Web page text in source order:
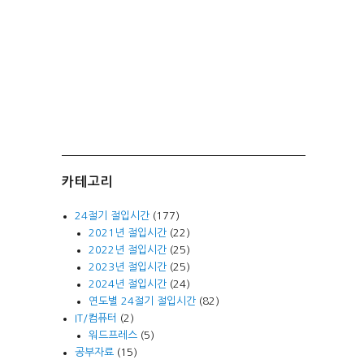
카테고리
24절기 절입시간 (177)
2021년 절입시간(22)
2022년 절입시간(25)
2023년 절입시간(25)
2024년 절입시간(24)
연도별 24절기 절입시간(82)
IT/컴퓨터
(2)
워드프레스(5)
공부자료 (15)